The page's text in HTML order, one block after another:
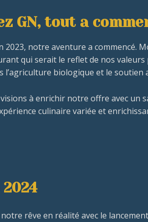
GN, tout a
2023, notre aventure a commencé.
qui serait le reflet de nos
l’agriculture biologique et le soutien
à enrichir notre offre avec un
culinaire variée et
rêve en réalité avec le